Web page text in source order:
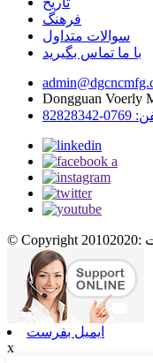
فرهنگ
سوالات متداول
با ما تماس بگیرید
Dongguan Voerly
82828342
ایمیل بفرست
x